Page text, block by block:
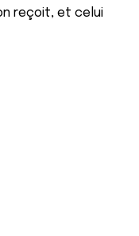
reçoit, et celui